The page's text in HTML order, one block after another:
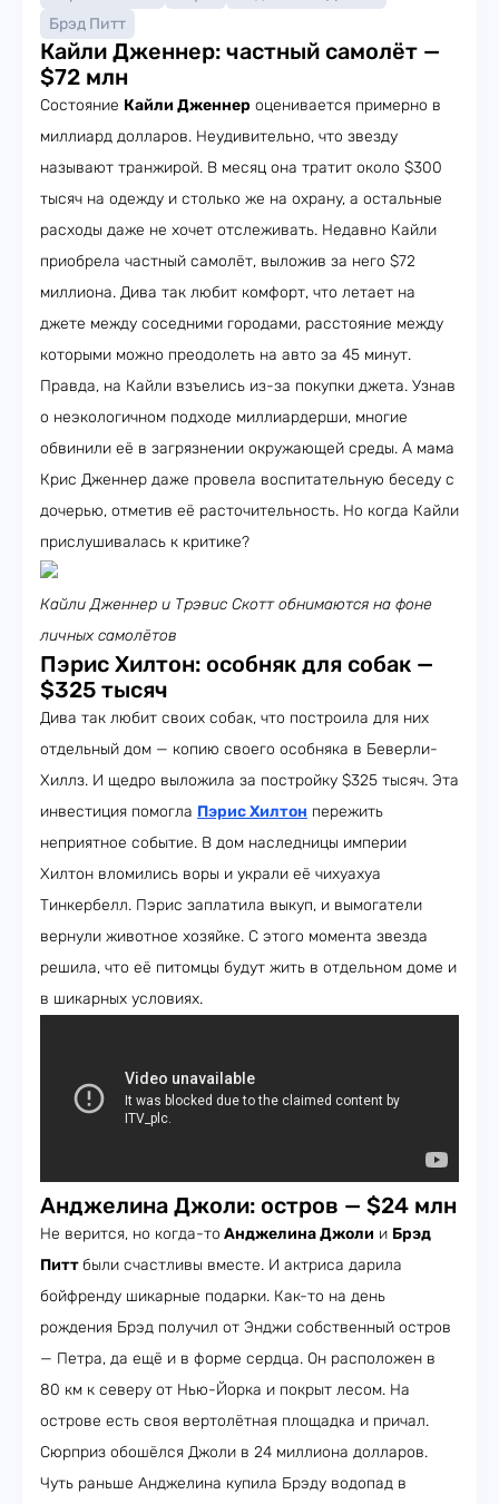
Брэд Питт
Кайли Дженнер: частный самолёт —
$72 млн
Состояние Кайли Дженнер оценивается примерно в
миллиард долларов. Неудивительно, что звезду
называют транжирой. В месяц она тратит около $300
тысяч на одежду и столько же на охрану, а остальные
расходы даже не хочет отслеживать. Недавно Кайли
приобрела частный самолёт, выложив за него $72
миллиона. Дива так любит комфорт, что летает на
джете между соседними городами, расстояние между
которыми можно преодолеть на авто за 45 минут.
Правда, на Кайли взъелись из-за покупки джета. Узнав
о неэкологичном подходе миллиардерши, многие
обвинили её в загрязнении окружающей среды. А мама
Крис Дженнер даже провела воспитательную беседу с
дочерью, отметив её расточительность. Но когда Кайли
прислушивалась к критике?
Кайли Дженнер и Трэвис Скотт обнимаются на фоне
личных самолётов
Пэрис Хилтон: особняк для собак —
$325 тысяч
Дива так любит своих собак, что построила для них
отдельный дом — копию своего особняка в Беверли-
Хиллз. И щедро выложила за постройку $325 тысяч. Эта
инвестиция помогла Пэрис Хилтон пережить
неприятное событие. В дом наследницы империи
Хилтон вломились воры и украли её чихуахуа
Тинкербелл. Пэрис заплатила выкуп, и вымогатели
вернули животное хозяйке. С этого момента звезда
решила, что её питомцы будут жить в отдельном доме и
в шикарных условиях.
Анджелина Джоли: остров — $24 млн
Не верится, но когда-то Анджелина Джоли и Брэд
Питт были счастливы вместе. И актриса дарила
бойфренду шикарные подарки. Как-то на день
рождения Брэд получил от Энджи собственный остров
— Петра, да ещё и в форме сердца. Он расположен в
80 км к северу от Нью-Йорка и покрыт лесом. На
острове есть своя вертолётная площадка и причал.
Сюрприз обошёлся Джоли в 24 миллиона долларов.
Чуть раньше Анджелина купила Брэду водопад в